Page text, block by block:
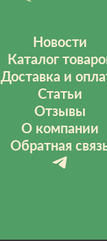
Новости
Каталог
Доставка и
Статьи
Отзывы
О компании
Обратная